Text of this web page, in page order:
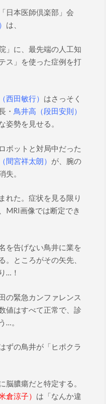
日本医師倶楽部」会
は、
」に、最先端の人工知
ス」を使った症例を打
西田敏行） はさっそく
・ 鳥井高（段田安則）
姿勢を見せる。
ボットと対局中だった
間宮祥太朗） が、腕の
失。
れた。症状を見る限り
MRI画像では断定でき
を告げない鳥井に業を
。ところがその矢先、
…！
の緊急カンファレンス
値はすべて正常で、診
…。
ずの鳥井が「ヒポクラ
脳膿瘍だと特定する。
倉涼子） は「なんか違